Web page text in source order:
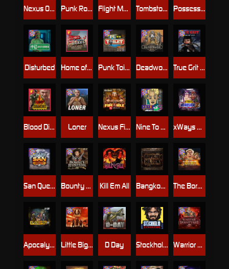
Kill Em All
Blood Diamond Nexus Fire In The Hole xBomb
Home of the Brave
Tombstone Slaughter
Stockholm Syndrome
Apocalypse Super xNudge
Punk Rocker 2
Deadwood R.I.P
Bangkok Hilton
Nexus Outsourced
Loner xWays Hoarder 2
Nine To Five
Bounty Hunters xNudge®
Warrior Graveyard xNudge
Flight Mode
Little Bighorn
San Quentin xWays
Punk Toilet
Possessed
Disturbed True Grit Redemption
D Day
The Border